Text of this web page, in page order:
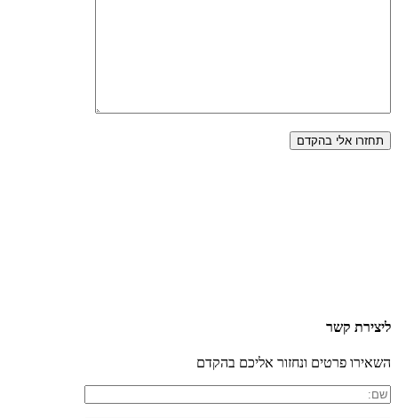
ליצירת קשר
השאירו פרטים ונחזור אליכם בהקדם